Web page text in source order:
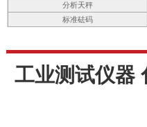
分析天秤
标准砝码
工业测试仪器